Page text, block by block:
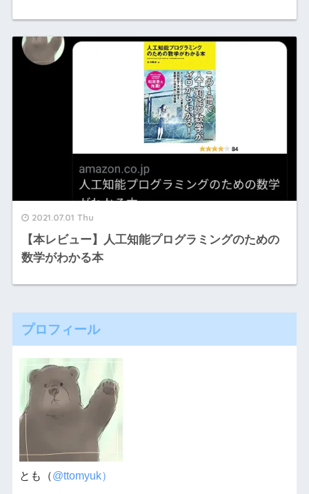
2021.07.01 Thu
【本レビュー】人工知能プログラミングのための
数学がわかる本
プロフィール
とも（@ttomyuk）